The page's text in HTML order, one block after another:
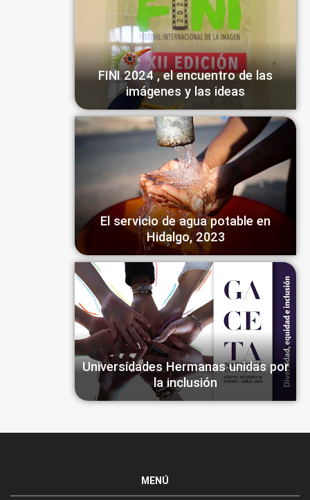
FINI 2024 , el encuentro de las
imágenes y las ideas
El servicio de agua potable en
Hidalgo, 2023
Universidades Hermanas unidas por
la inclusión
MENÚ